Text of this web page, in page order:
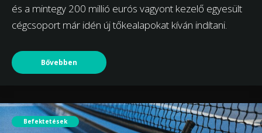
és a mintegy 200 millió eurós vagyont kezelő egyesült
cégcsoport már idén új tőkealapokat kíván indítani.
Bővebben
Befektetések